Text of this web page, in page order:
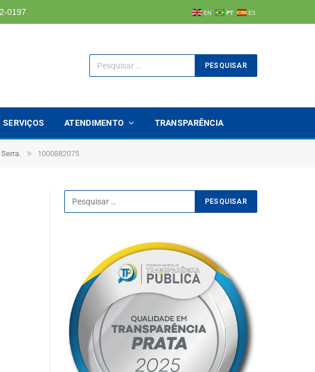
0197 EN PT ES
SERVIÇOS ATENDIMENTO TRANSPARÊNCIA
» 1000882075